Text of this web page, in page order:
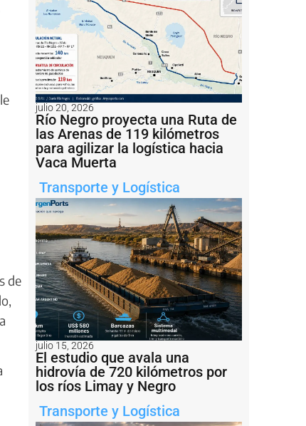
de
julio 20, 2026
Río Negro proyecta una Ruta de
las Arenas de 119 kilómetros
para agilizar la logística hacia
Vaca Muerta
Transporte y Logística
julio 15, 2026
El estudio que avala una
hidrovía de 720 kilómetros por
los ríos Limay y Negro
Transporte y Logística